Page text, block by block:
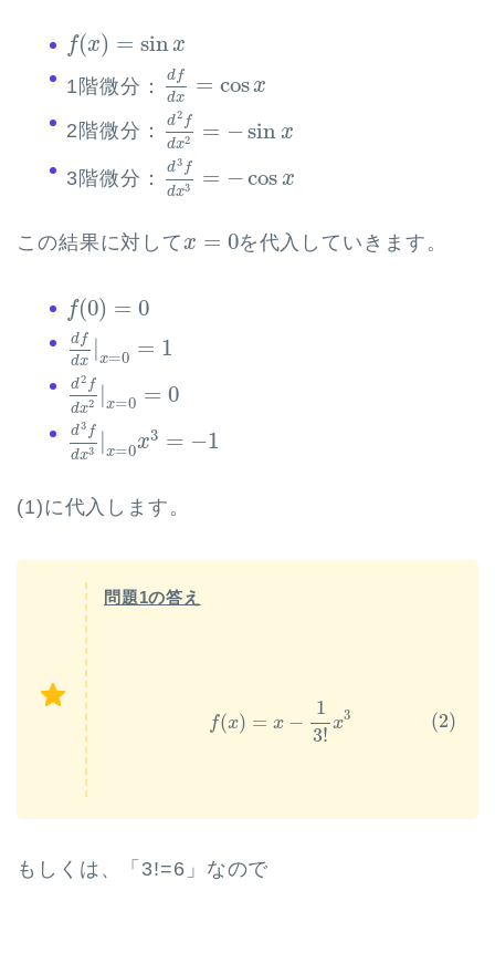
f(x) = sinx
(x = x
1階微分： d f
dx = cosx
dfd
2階微分： d2 f
dx2 = −sin x
d2f
3階微分： d3 f
dx3 = −cos x
d3f
この結果に対してx = 0
x を代入していきます。
f(0) = 0
(0)=
d f
dx x=0 = 1
dfd x
d2 f
dx2 |x=0 = 0
d2f
d3 f
dx3 x=0x3 = −1
d3f
(1)に代入します。
問題1の答え
f(x) = x −
1
3!
x3 (2)
3!
もしくは、「3!=6」なので